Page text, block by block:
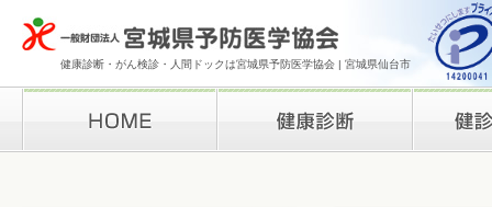
健康診断・がん検診・人間ドックは宮城県予防医学協会 | 宮城県仙台市